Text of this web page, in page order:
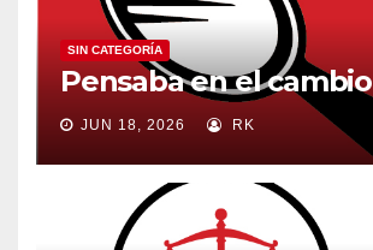
SIN CATEGORÍA
Pensaba en el cambio
JUN 18, 2026 RK